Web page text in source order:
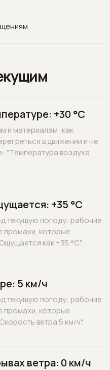
+30 °C
и материалам: как
в движении и не
"Температура воздуха
+35 °C
текущую погоду: рабочие
промахи, которые
как +35 °C".
5 км/ч
текущую погоду: рабочие
промахи, которые
ветра 5 км/ч".
ветра: 0 км/ч